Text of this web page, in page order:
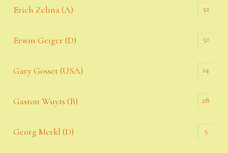
Erich Zelina (A) 52
Erwin Geiger (D) 52
Gary Gosset (USA) 24
Gaston Wuyts (B) 28
Georg Merkl (D) 5